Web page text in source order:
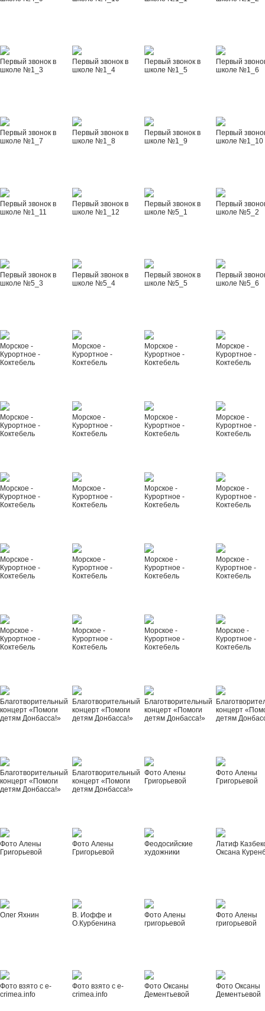
Первый звонок в
школе №1_3
Первый звонок в
школе №1_4
Первый звонок в
школе №1_5
Первый
школе №1_6
Первый звонок в
школе №1_7
Первый звонок в
школе №1_8
Первый звонок в
школе №1_9
Первый
школе №1_10
Первый звонок в
школе №1_11
Первый звонок в
школе №1_12
Первый звонок в
школе №5_1
Первый
школе №5_2
Первый звонок в
школе №5_3
Первый звонок в
школе №5_4
Первый звонок в
школе №5_5
Первый
школе №5_6
Морское -
Курортное -
Коктебель
Морское -
Курортное -
Коктебель
Морское -
Курортное -
Коктебель
Морское -
Курортное -
Коктебель
Морское -
Курортное -
Коктебель
Морское -
Курортное -
Коктебель
Морское -
Курортное -
Коктебель
Морское -
Курортное -
Коктебель
Морское -
Курортное -
Коктебель
Морское -
Курортное -
Коктебель
Морское -
Курортное -
Коктебель
Морское -
Курортное -
Коктебель
Морское -
Курортное -
Коктебель
Морское -
Курортное -
Коктебель
Морское -
Курортное -
Коктебель
Морское -
Курортное -
Коктебель
Морское -
Курортное -
Коктебель
Морское -
Курортное -
Коктебель
Морское -
Курортное -
Коктебель
Морское -
Курортное -
Коктебель
Благотворительный
концерт «Помоги
детям Донбасса!»
Благотворительный
концерт «Помоги
детям Донбасса!»
Благотворительный
концерт «Помоги
детям Донбасса!»
концерт
детям
Благотворительный
концерт «Помоги
детям Донбасса!»
Благотворительный
концерт «Помоги
детям Донбасса!»
Фото Алены
Григорьевой
Фото Алены
Григорьевой
Фото Алены
Григорьевой
Фото Алены
Григорьевой
Феодосийские
художники
Латиф
Оксана
Олег Яхнин
В. Иоффе и
О.Курбенина
Фото Алены
григорьевой
Фото Алены
григорьевой
Фото взято с e-
crimea.info
Фото взято с e-
crimea.info
Фото Оксаны
Дементьевой
Фото Оксаны
Дементьевой